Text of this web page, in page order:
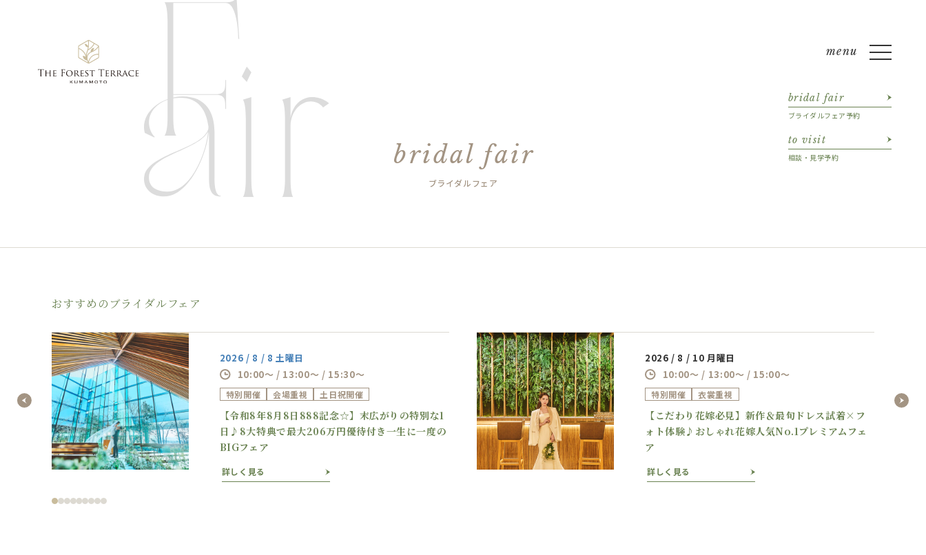
bridal fair
ブライダルフェア予約
to visit
相談・見学予約
bridal fair
ブライダルフェア
おすすめのブライダルフェア
Previous
2026 / 8 / 8 土曜日
10:00～ / 13:00～ / 15:30～
特別開催 会場重視 土日祝開催
【令和8年8月8日888記念☆】末広がりの特別な1
日♪8大特典で最大206万円優待付き一生に一度の
BIGフェア
詳しく見る
2026 / 8 / 10 月曜日
10:00～ / 13:00～ / 15:00～
特別開催 衣裳重視
【こだわり花嫁必見】新作＆最旬ドレス試着×フ
ォト体験♪おしゃれ花嫁人気No.1プレミアムフェ
ア
詳しく見る
Next